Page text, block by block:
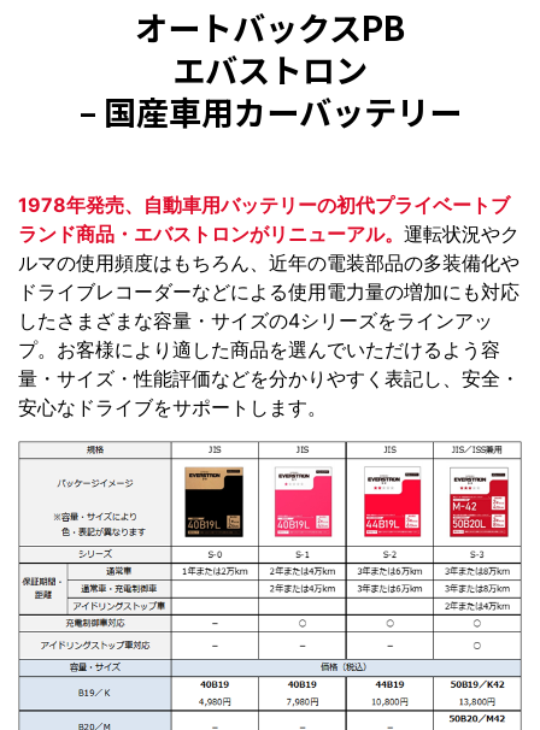
オートバックスPB
エバストロン
– 国産車用カーバッテリー
1978年発売、自動車用バッテリーの初代プライベートブ
ランド商品・エバストロンがリニューアル。 運転状況やク
ルマの使用頻度はもちろん、近年の電装部品の多装備化や
ドライブレコーダーなどによる使用電力量の増加にも対応
したさまざまな容量・サイズの4シリーズをラインアッ
プ。お客様により適した商品を選んでいただけるよう容
量・サイズ・性能評価などを分かりやすく表記し、安全・
安心なドライブをサポートします。